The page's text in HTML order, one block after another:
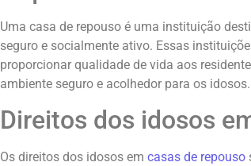
Uma casa de repouso é uma instituição
seguro e socialmente ativo. Essas
proporcionar qualidade de vida aos
ambiente seguro e acolhedor para os idosos.
Direitos dos idosos
Os direitos dos idosos em casas de repouso